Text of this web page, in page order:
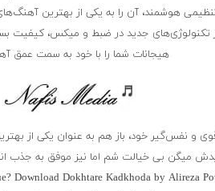
هوشمند، آن را به یکی از بهترین
تکنولوژی‌های جدید در ضبط و میکس، کیفیت
هیجانات شما را با خود به سمت عمق
قوی و نفس‌گیر خود، باز هم به عنوان یکی از
میگن بی خیالت شم اما نیز موفق به جذب
Download Dokhtare Kadkhoda by Alireza